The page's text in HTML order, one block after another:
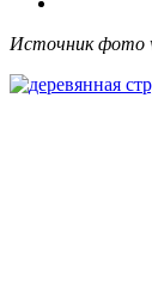
Источник фото